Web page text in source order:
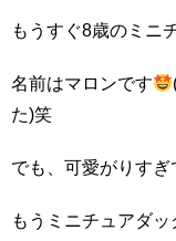
もうすぐ8歳のミニ
名前はマロンです
た)笑
でも、可愛がりす
もうミニチュアダ